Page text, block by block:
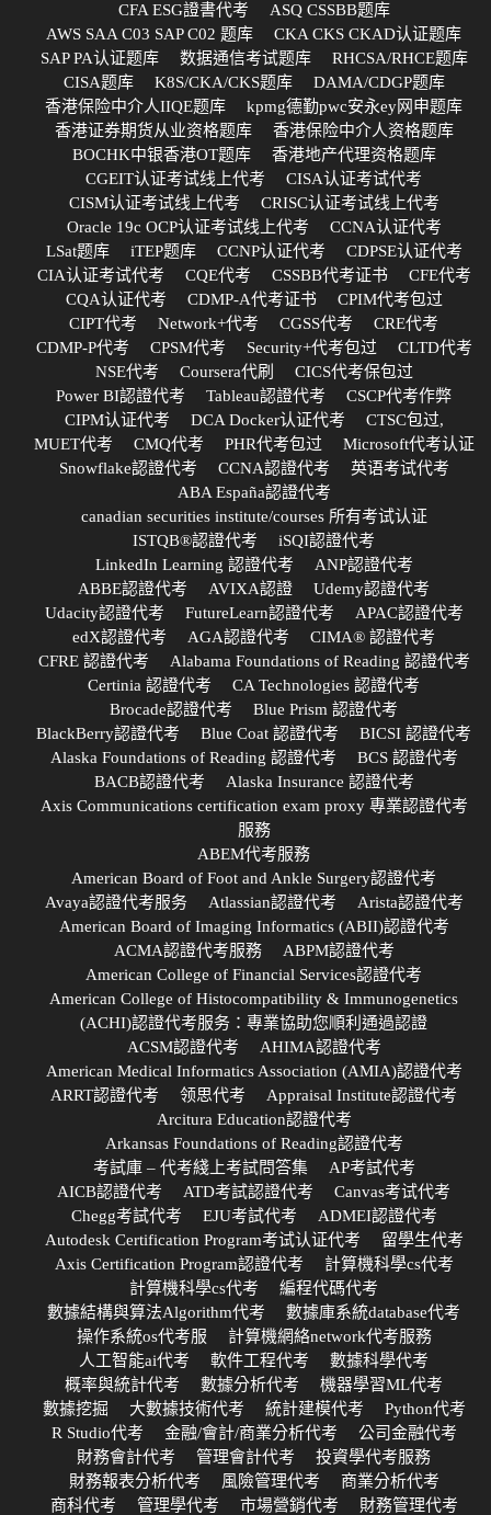
CFA ESG證書代考
ASQ CSSBB题库
AWS SAA C03 SAP C02 题库
CKA CKS CKAD认证题库
SAP PA认证题库
数据通信考试题库
RHCSA/RHCE题库
CISA题库
K8S/CKA/CKS题库
DAMA/CDGP题库
香港保险中介人IIQE题库
kpmg德勤pwc安永ey网申题库
香港证券期货从业资格题库
香港保险中介人资格题库
BOCHK中银香港OT题库
香港地产代理资格题库
CGEIT认证考试线上代考
CISA认证考试代考
CISM认证考试线上代考
CRISC认证考试线上代考
Oracle 19c OCP认证考试线上代考
CCNA认证代考
LSat题库
iTEP题库 CCNP认证代考
CDPSE认证代考
CIA认证考试代考
CQE代考 CSSBB代考证书
CFE代考
CQA认证代考
CDMP-A代考证书
CPIM代考包过
CIPT代考
Network+代考 CGSS代考
CRE代考
CDMP-P代考
CPSM代考 Security+代考包过
CLTD代考
NSE代考
Coursera代刷
CICS代考保包过
Power BI認證代考
Tableau認證代考
CSCP代考作弊
CIPM认证代考
DCA Docker认证代考
CTSC包过,
MUET代考
CMQ代考 PHR代考包过
Microsoft代考认证
Snowflake認證代考
CCNA認證代考
英语考试代考
ABA España認證代考
canadian securities institute/courses 所有考试认证
ISTQB®認證代考
iSQI認證代考
LinkedIn Learning 認證代考
ANP認證代考
ABBE認證代考
AVIXA認證
Udemy認證代考
Udacity認證代考
FutureLearn認證代考
APAC認證代考
edX認證代考
AGA認證代考
CIMA® 認證代考
CFRE 認證代考
Alabama Foundations of Reading 認證代考
Certinia 認證代考
CA Technologies 認證代考
Brocade認證代考
Blue Prism 認證代考
BlackBerry認證代考
Blue Coat 認證代考
BICSI 認證代考
Alaska Foundations of Reading 認證代考
BCS 認證代考
BACB認證代考
Alaska Insurance 認證代考
Axis Communications certification exam proxy 專業認證代考
服務
ABEM代考服務
American Board of Foot and Ankle Surgery認證代考
Avaya認證代考服务
Atlassian認證代考
Arista認證代考
American Board of Imaging Informatics (ABII)認證代考
ACMA認證代考服務
ABPM認證代考
American College of Financial Services認證代考
American College of Histocompatibility & Immunogenetics
(ACHI)認證代考服务：專業協助您順利通過認證
ACSM認證代考
AHIMA認證代考
American Medical Informatics Association (AMIA)認證代考
ARRT認證代考
领思代考
Appraisal Institute認證代考
Arcitura Education認證代考
Arkansas Foundations of Reading認證代考
考試庫 – 代考綫上考試問答集
AP考試代考
AICB認證代考
ATD考試認證代考
Canvas考试代考
Chegg考試代考
EJU考試代考
ADMEI認證代考
Autodesk Certification Program考试认证代考
留學生代考
Axis Certification Program認證代考
計算機科學cs代考
計算機科學cs代考
編程代碼代考
數據結構與算法Algorithm代考
數據庫系統database代考
操作系統os代考服
計算機網絡network代考服務
人工智能ai代考
軟件工程代考
數據科學代考
概率與統計代考
數據分析代考
機器學習ML代考
數據挖掘
大數據技術代考 統計建模代考
Python代考
R Studio代考
金融/會計/商業分析代考
公司金融代考
財務會計代考
管理會計代考
投資學代考服務
財務報表分析代考
風險管理代考
商業分析代考
商科代考
管理學代考 市場營銷代考 財務管理代考